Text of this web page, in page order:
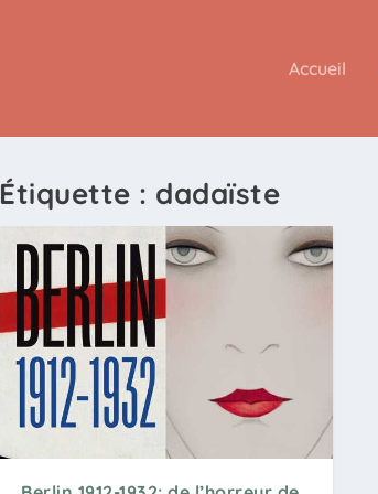
Accueil
Étiquette : dadaïste